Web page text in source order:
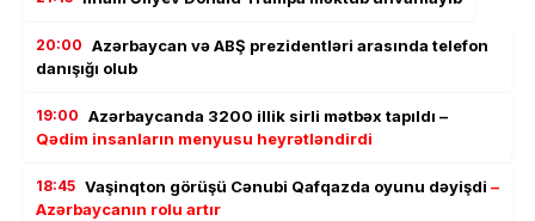
20:00 Azərbaycan və ABŞ prezidentləri arasında telefon
danışığı olub
19:00 Azərbaycanda 3200 illik sirli mətbəx tapıldı –
Qədim insanların menyusu heyrətləndirdi
18:45 Vaşinqton görüşü Cənubi Qafqazda oyunu dəyişdi –
Azərbaycanın rolu artır